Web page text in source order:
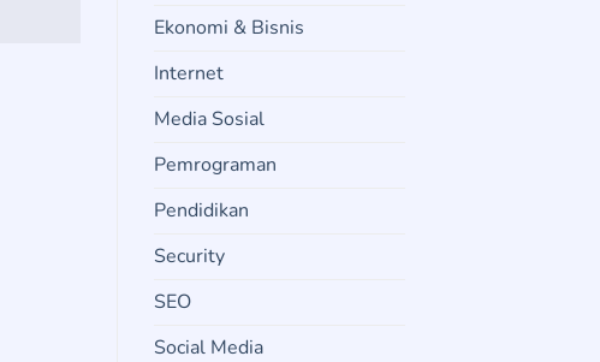
Ekonomi & Bisnis
Internet
Media Sosial
Pemrograman
Pendidikan
Security
SEO
Social Media